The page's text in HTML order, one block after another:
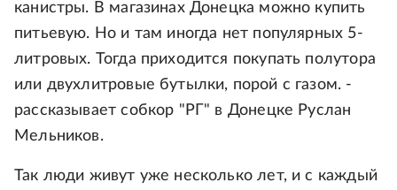
канистры. В магазинах Донецка можно купить
питьевую. Но и там иногда нет популярных 5-
литровых. Тогда приходится покупать полутора
или двухлитровые бутылки, порой с газом. -
рассказывает собкор "РГ" в Донецке Руслан
Мельников.
Так люди живут уже несколько лет, и с каждый